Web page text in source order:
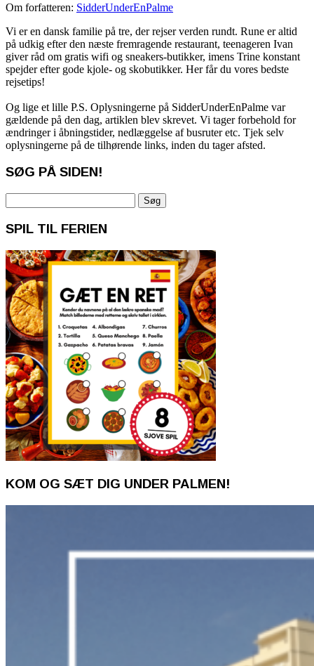
Om forfatteren: SidderUnderEnPalme
Vi er en dansk familie på tre, der rejser verden rundt. Rune er altid
på udkig efter den næste fremragende restaurant, teenageren Ivan
giver råd om gratis wifi og sneakers-butikker, imens Trine konstant
spejder efter gode kjole- og skobutikker. Her får du vores bedste
rejsetips!
Og lige et lille P.S. Oplysningerne på SidderUnderEnPalme var
gældende på den dag, artiklen blev skrevet. Vi tager forbehold for
ændringer i åbningstider, nedlæggelse af busruter etc. Tjek selv
oplysningerne på de tilhørende links, inden du tager afsted.
SØG PÅ SIDEN!
efter:
SPIL TIL FERIEN
KOM OG SÆT DIG UNDER PALMEN!